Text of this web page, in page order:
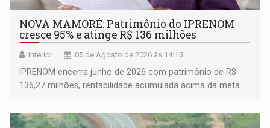
NOVA MAMORÉ: Patrimônio do IPRENOM
cresce 95% e atinge R$ 136 milhões
Interior 05 de Agosto de 2026 às 14:15
IPRENOM encerra junho de 2026 com patrimônio de R$
136,27 milhões, rentabilidade acumulada acima da meta